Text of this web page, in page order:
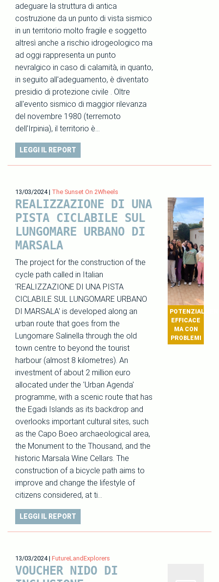
adeguare la struttura di antica
costruzione da un punto di vista sismico
in un territorio molto fragile e soggetto
altresì anche a rischio idrogeologico ma
ad oggi rappresenta un punto
nevralgico in caso di calamità, in quanto,
in seguito all'adeguamento, è diventato
presidio di protezione civile . Oltre
all'evento sismico di maggior rilevanza
del novembre 1980 (terremoto
dell'Irpinia), il territorio è…
LEGGI IL REPORT
13/03/2024| The Sunset On 2Wheels
REALIZZAZIONE DI UNA
PISTA CICLABILE SUL
LUNGOMARE URBANO DI
MARSALA
The project for the construction of the
cycle path called in Italian
'REALIZZAZIONE DI UNA PISTA
CICLABILE SUL LUNGOMARE URBANO
DI MARSALA' is developed along an
urban route that goes from the
Lungomare Salinella through the old
town centre to beyond the tourist
harbour (almost 8 kilometres). An
investment of about 2 million euro
allocated under the 'Urban Agenda'
programme, with a scenic route that has
the Egadi Islands as its backdrop and
overlooks important cultural sites, such
as the Capo Boeo archaeological area,
the Monument to the Thousand, and the
historic Marsala Wine Cellars. The
construction of a bicycle path aims to
improve and change the lifestyle of
citizens considered, at ti…
EFFICACE
MA CON
PROBLEMI
LEGGI IL REPORT
13/03/2024| FutureLandExplorers
VOUCHER NIDO DI